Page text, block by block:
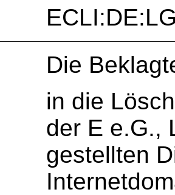
Die
in die
der E e.G.,
gestellten